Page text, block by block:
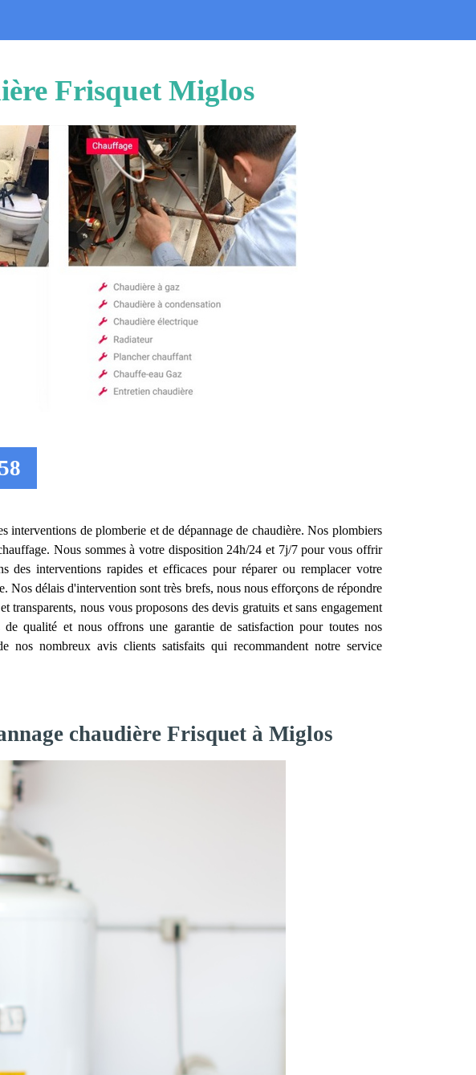
Frisquet Miglos
interventions de plomberie et de dépannage de chaudière. Nos plombiers
Nous sommes à votre disposition 24h/24 et 7j/7 pour vous offrir
des interventions rapides et efficaces pour réparer ou remplacer votre
Nos délais d'intervention sont très brefs, nous nous efforçons de répondre
nous vous proposons des devis gratuits et sans engagement
qualité et nous offrons une garantie de satisfaction pour toutes nos
nos nombreux avis clients satisfaits qui recommandent notre service
chaudière Frisquet à Miglos